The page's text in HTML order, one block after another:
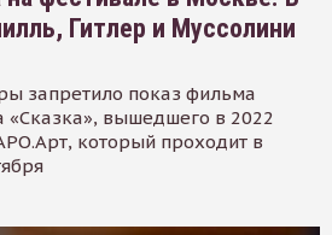
Гитлер и Муссолини
запретило показ фильма
«Сказка», вышедшего в 2022
который проходит в